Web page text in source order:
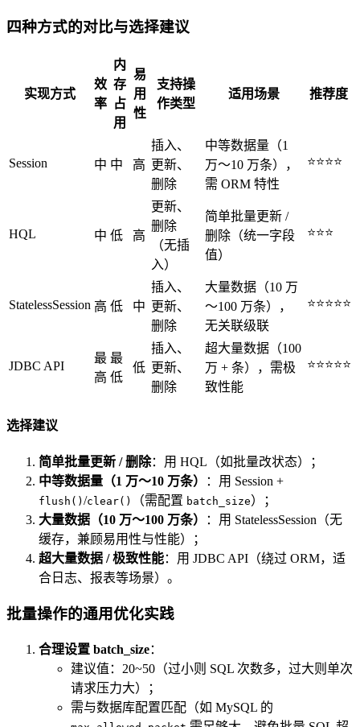
四种方式的对比与选择建议
实现方式
效
率
内
存
占
用
易
用
性
支持操
作类型
适用场景 推荐度
Session 中 中 高
插入、
更新、
删除
中等数据量（1
万～10 万条），
需 ORM 特性
⭐⭐⭐⭐
HQL 中 低 高
更新、
删除
（无插
入）
简单批量更新 /
删除（统一字段
值）
⭐⭐⭐
StatelessSession 高 低 中
插入、
更新、
删除
大量数据（10 万
～100 万条），
无关联级联
⭐⭐⭐⭐⭐
JDBC API
最
高
最
低
低
插入、
更新、
删除
超大量数据（100
万 + 条），需极
致性能
⭐⭐⭐⭐⭐
选择建议
简单批量更新 / 删除：用 HQL（如批量改状态）；
中等数据量（1 万～10 万条）
：用 Session +
flush() /clear() （需配置 batch_size）；
大量数据（10 万～100 万条）
：用 StatelessSession（无
缓存，兼顾易用性与性能）；
超大量数据 / 极致性能：用 JDBC API（绕过 ORM，适
合日志、报表等场景）。
批量操作的通用优化实践
合理设置 batch_size：
建议值：20~50（过小则 SQL 次数多，过大则单次
请求压力大）；
需与数据库配置匹配（如 MySQL 的